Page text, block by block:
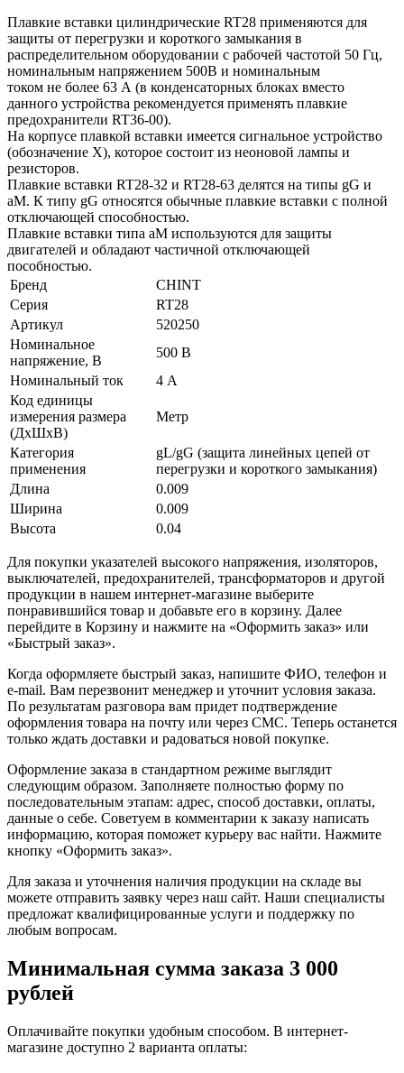
Плавкие вставки цилиндрические RT28 применяются для
защиты от перегрузки и короткого замыкания в
распределительном оборудовании с рабочей частотой 50 Гц,
номинальным напряжением 500В и номинальным
током не более 63 А (в конденсаторных блоках вместо
данного устройства рекомендуется применять плавкие
предохранители RT36-00).
На корпусе плавкой вставки имеется сигнальное устройство
(обозначение Х), которое состоит из неоновой лампы и
резисторов.
Плавкие вставки RT28-32 и RT28-63 делятся на типы gG и
aM. К типу gG относятся обычные плавкие вставки с полной
отключающей способностью.
Плавкие вставки типа aM используются для защиты
двигателей и обладают частичной отключающей
пособностью.
Бренд
CHINT
Серия
RT28
Артикул
520250
Номинальное
напряжение, В
500 В
Номинальный ток
4 А
Код единицы
измерения размера
(ДхШхВ)
Метр
Категория
применения
gL/gG (защита линейных цепей от
перегрузки и короткого замыкания)
Длина
0.009
Ширина
0.009
Высота
0.04
Для покупки указателей высокого напряжения, изоляторов,
выключателей, предохранителей, трансформаторов и другой
продукции в нашем интернет-магазине выберите
понравившийся товар и добавьте его в корзину. Далее
перейдите в Корзину и нажмите на «Оформить заказ» или
«Быстрый заказ».
Когда оформляете быстрый заказ, напишите ФИО, телефон и
e-mail. Вам перезвонит менеджер и уточнит условия заказа.
По результатам разговора вам придет подтверждение
оформления товара на почту или через СМС. Теперь останется
только ждать доставки и радоваться новой покупке.
Оформление заказа в стандартном режиме выглядит
следующим образом. Заполняете полностью форму по
последовательным этапам: адрес, способ доставки, оплаты,
данные о себе. Советуем в комментарии к заказу написать
информацию, которая поможет курьеру вас найти. Нажмите
кнопку «Оформить заказ».
Для заказа и уточнения наличия продукции на складе вы
можете отправить заявку через наш сайт. Наши специалисты
предложат квалифицированные услуги и поддержку по
любым вопросам.
Минимальная сумма заказа 3 000
рублей
Оплачивайте покупки удобным способом. В интернет-
магазине доступно 2 варианта оплаты: